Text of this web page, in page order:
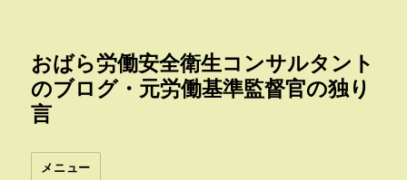
おばら労働安全衛生コンサルタント
のブログ・元労働基準監督官の独り
言
メニュー